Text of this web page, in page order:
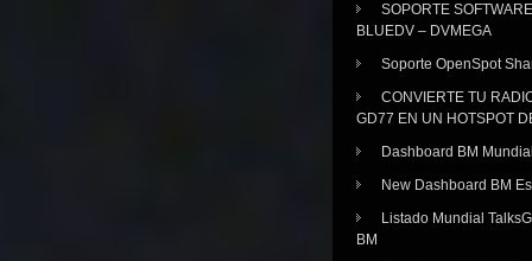
SOPORTE SOFTWARE
BLUEDV – DVMEGA
Soporte OpenSpot
CONVIERTE TU
GD77 EN UN HOTSPOT
Dashboard BM
New Dashboard BM
Listado Mundial
BM